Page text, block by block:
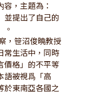
，主題為：
並提出了自己的
。
，笹沼俊曉教授
常生活中，同時
價格」的不平等
語被視爲「高
於東南亞各國之